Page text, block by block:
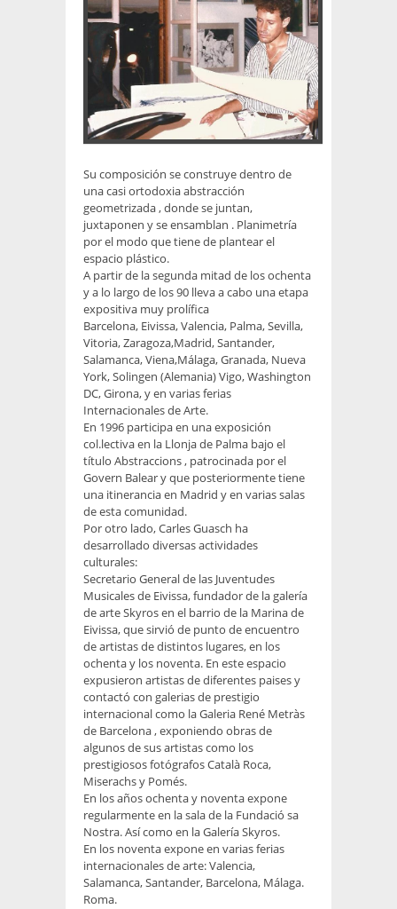
Su composición se construye dentro de
una casi ortodoxia abstracción
geometrizada , donde se juntan,
juxtaponen y se ensamblan . Planimetría
por el modo que tiene de plantear el
espacio plástico.
A partir de la segunda mitad de los ochenta
y a lo largo de los 90 lleva a cabo una etapa
expositiva muy prolífica
Barcelona, Eivissa, Valencia, Palma, Sevilla,
Vitoria, Zaragoza,Madrid, Santander,
Salamanca, Viena,Málaga, Granada, Nueva
York, Solingen (Alemania) Vigo, Washington
DC, Girona, y en varias ferias
Internacionales de Arte.
En 1996 participa en una exposición
col.lectiva en la Llonja de Palma bajo el
título Abstraccions , patrocinada por el
Govern Balear y que posteriormente tiene
una itinerancia en Madrid y en varias salas
de esta comunidad.
Por otro lado, Carles Guasch ha
desarrollado diversas actividades
culturales:
Secretario General de las Juventudes
Musicales de Eivissa, fundador de la galería
de arte Skyros en el barrio de la Marina de
Eivissa, que sirvió de punto de encuentro
de artistas de distintos lugares, en los
ochenta y los noventa. En este espacio
expusieron artistas de diferentes paises y
contactó con galerias de prestigio
internacional como la Galeria René Metràs
de Barcelona , exponiendo obras de
algunos de sus artistas como los
prestigiosos fotógrafos Català Roca,
Miserachs y Pomés.
En los años ochenta y noventa expone
regularmente en la sala de la Fundació sa
Nostra. Así como en la Galería Skyros.
En los noventa expone en varias ferias
internacionales de arte: Valencia,
Salamanca, Santander, Barcelona, Málaga.
Roma.